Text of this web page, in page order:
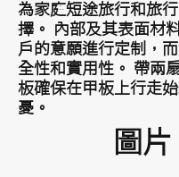
為家庭短途旅行和旅
擇。 內部及其表面材
戶的意願進行定制，
全性和實用性。 帶兩
板確保在甲板上行走
憂。
圖片